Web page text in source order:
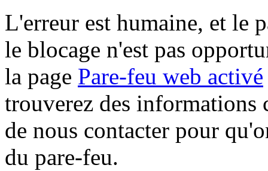
L'erreur est humaine, et le
le blocage n'est pas
la page Pare-feu web activé
trouverez des informations
de nous contacter pour
du pare-feu.